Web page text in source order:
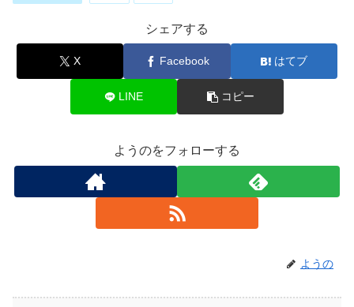
シェアする
X Facebook はてブ
LINE コピー
ようのをフォローする
ようの